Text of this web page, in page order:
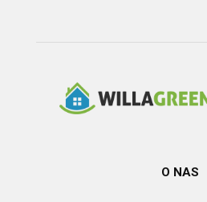
O NAS